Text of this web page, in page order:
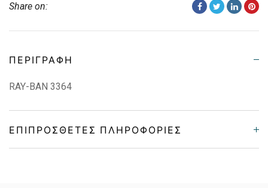
Share on:
ΠΕΡΙΓΡΑΦΉ
RAY-BAN 3364
ΕΠΙΠΡΌΣΘΕΤΕΣ ΠΛΗΡΟΦΟΡΊΕΣ